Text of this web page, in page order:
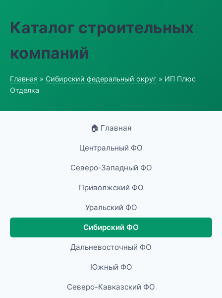
Каталог строительных
компаний
Главная » Сибирский федеральный округ » ИП Плюс
Отделка
🏠 Главная
Центральный ФО
Северо-Западный ФО
Приволжский ФО
Уральский ФО
Сибирский ФО
Дальневосточный ФО
Южный ФО
Северо-Кавказский ФО